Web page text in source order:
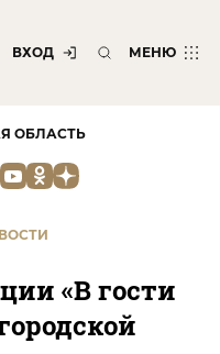
ВХОД МЕНЮ
ОБЛАСТЬ
«В гости